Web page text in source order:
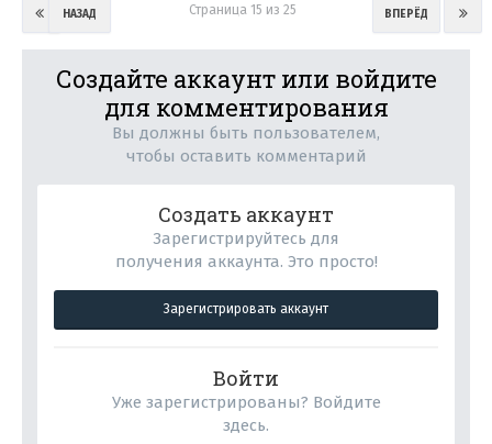
НАЗАД ВПЕРЁД
Страница 15 из 25
Создайте аккаунт или войдите
для комментирования
Вы должны быть пользователем,
чтобы оставить комментарий
Создать аккаунт
Зарегистрируйтесь для
получения аккаунта. Это просто!
Зарегистрировать аккаунт
Войти
Уже зарегистрированы? Войдите
здесь.